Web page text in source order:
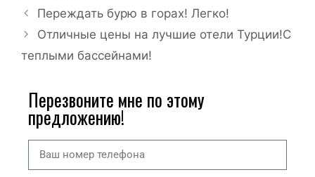
Переждать бурю в горах! Легко!
Отличные цены на лучшие отели Турции!С
теплыми бассейнами!
Перезвоните мне по этому
предложению!